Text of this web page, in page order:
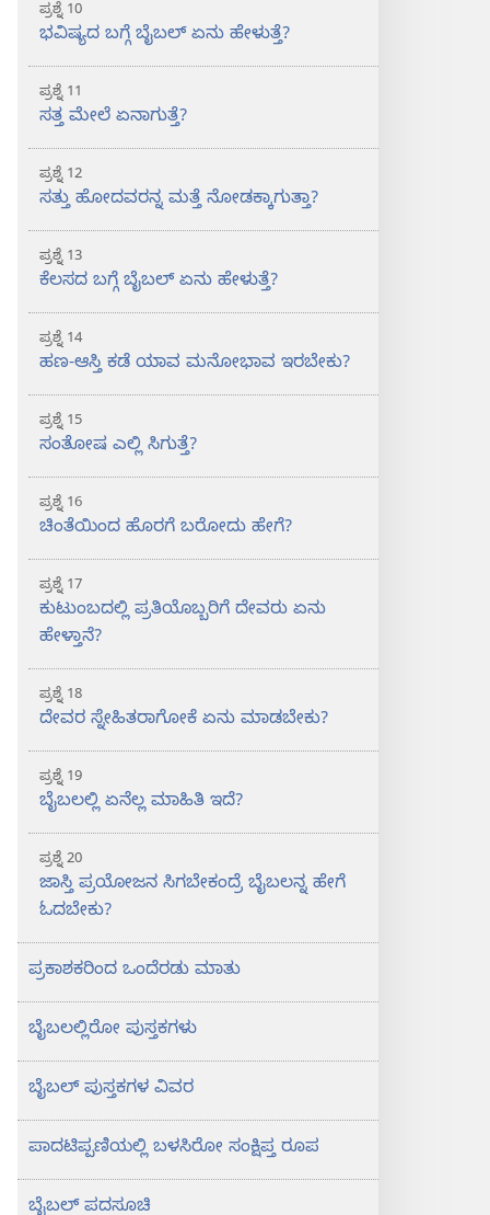
ಪ್ರಶ್ನೆ 10
ಭವಿಷ್ಯದ ಬಗ್ಗೆ ಬೈಬಲ್‌ ಏನು ಹೇಳುತ್ತೆ?
ಪ್ರಶ್ನೆ 11
ಸತ್ತ ಮೇಲೆ ಏನಾಗುತ್ತೆ?
ಪ್ರಶ್ನೆ 12
ಸತ್ತು ಹೋದವರನ್ನ ಮತ್ತೆ ನೋಡಕ್ಕಾಗುತ್ತಾ?
ಪ್ರಶ್ನೆ 13
ಕೆಲಸದ ಬಗ್ಗೆ ಬೈಬಲ್‌ ಏನು ಹೇಳುತ್ತೆ?
ಪ್ರಶ್ನೆ 14
ಹಣ-ಆಸ್ತಿ ಕಡೆ ಯಾವ ಮನೋಭಾವ ಇರಬೇಕು?
ಪ್ರಶ್ನೆ 15
ಸಂತೋಷ ಎಲ್ಲಿ ಸಿಗುತ್ತೆ?
ಪ್ರಶ್ನೆ 16
ಚಿಂತೆಯಿಂದ ಹೊರಗೆ ಬರೋದು ಹೇಗೆ?
ಪ್ರಶ್ನೆ 17
ಕುಟುಂಬದಲ್ಲಿ ಪ್ರತಿಯೊಬ್ಬರಿಗೆ ದೇವರು ಏನು
ಹೇಳ್ತಾನೆ?
ಪ್ರಶ್ನೆ 18
ದೇವರ ಸ್ನೇಹಿತರಾಗೋಕೆ ಏನು ಮಾಡಬೇಕು?
ಪ್ರಶ್ನೆ 19
ಬೈಬಲಲ್ಲಿ ಏನೆಲ್ಲ ಮಾಹಿತಿ ಇದೆ?
ಪ್ರಶ್ನೆ 20
ಜಾಸ್ತಿ ಪ್ರಯೋಜನ ಸಿಗಬೇಕಂದ್ರೆ ಬೈಬಲನ್ನ ಹೇಗೆ
ಓದಬೇಕು?
ಪ್ರಕಾಶಕರಿಂದ ಒಂದೆರಡು ಮಾತು
ಬೈಬಲಲ್ಲಿರೋ ಪುಸ್ತಕಗಳು
ಬೈಬಲ್‌ ಪುಸ್ತಕಗಳ ವಿವರ
ಪಾದಟಿಪ್ಪಣಿಯಲ್ಲಿ ಬಳಸಿರೋ ಸಂಕ್ಷಿಪ್ತ ರೂಪ
ಬೈಬಲ್‌ ಪದಸೂಚಿ